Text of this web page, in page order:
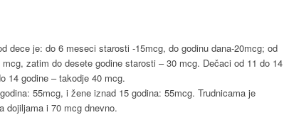
dece je: do 6 meseci starosti -15mcg, do godinu dana-20mcg; od
zatim do desete godine starosti – 30 mcg. Dečaci od 11 do 14
14 godine – takodje 40 mcg.
55mcg, i žene iznad 15 godina: 55mcg. Trudnicama je
dojiljama i 70 mcg dnevno.